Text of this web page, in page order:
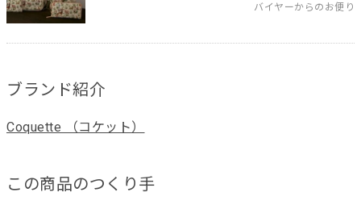
バイヤーからのお便り
ブランド紹介
Coquette （コケット）
この商品のつくり手